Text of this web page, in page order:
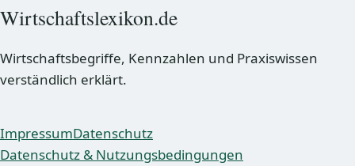
Wirtschaftslexikon.de
Wirtschaftsbegriffe, Kennzahlen und Praxiswissen
verständlich erklärt.
ImpressumDatenschutz
Datenschutz & Nutzungsbedingungen